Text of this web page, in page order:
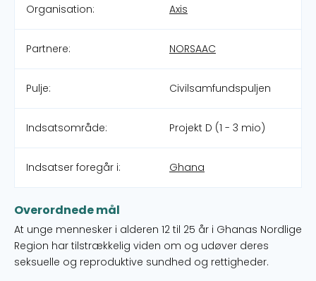
Organisation: Axis
Partnere: NORSAAC
Pulje: Civilsamfundspuljen
Indsatsområde: Projekt D (1 - 3 mio)
Indsatser foregår i: Ghana
Overordnede mål
At unge mennesker i alderen 12 til 25 år i Ghanas Nordlige
Region har tilstrækkelig viden om og udøver deres
seksuelle og reproduktive sundhed og rettigheder.